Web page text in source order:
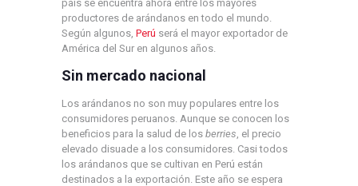
país se encuentra ahora entre los mayores
productores de arándanos en todo el mundo.
Según algunos,Perú será el mayor exportador de
América del Sur en algunos años.
Sin mercado nacional
Los arándanos no son muy populares entre los
consumidores peruanos. Aunque se conocen los
beneficios para la salud de losberries , el precio
elevado disuade a los consumidores. Casi todos
los arándanos que se cultivan en Perú están
destinados a la exportación. Este año se espera